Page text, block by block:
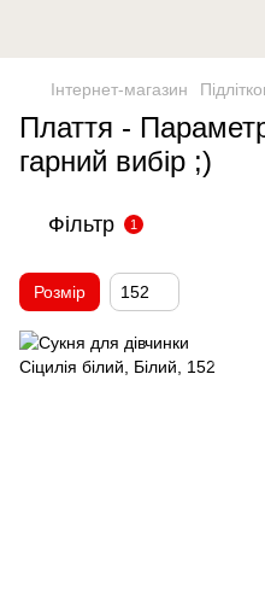
Інтернет-магазин
Плаття -
гарний вибір ;)
Фільтр 1
Розмір 152